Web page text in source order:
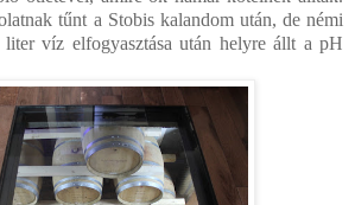
tűnt a Stobis kalandom után, de némi
víz elfogyasztása után helyre állt a pH